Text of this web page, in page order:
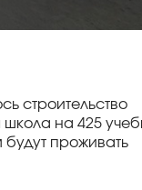
строительство
на 425
будут проживать